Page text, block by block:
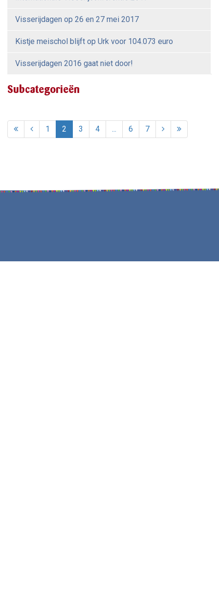
Visserijdagen op 26 en 27 mei 2017
Kistje meischol blijft op Urk voor 104.073 euro
Visserijdagen 2016 gaat niet door!
Subcategorieën
1 2 3 4 ... 6 7